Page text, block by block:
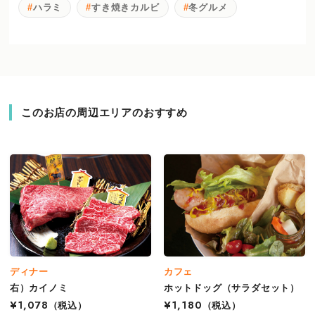
ハラミ すき焼きカルビ 冬グルメ
このお店の周辺エリアのおすすめ
ディナー
右）カイノミ
¥1,078
（税込）
カフェ
ホットドッグ（サラダセット）
¥1,180
（税込）